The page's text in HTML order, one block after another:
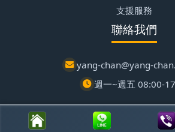
支援服務
聯絡我們
yang-chan@yang-
週一~週五 08:00-
© 2026 楊展有限公司 | 潭子區自動化設